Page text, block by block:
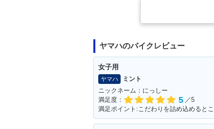
ヤマハのバイクレビュー
女子用
ヤマハ
ミント
ニックネーム：にっしー
満足度：
5 ／5